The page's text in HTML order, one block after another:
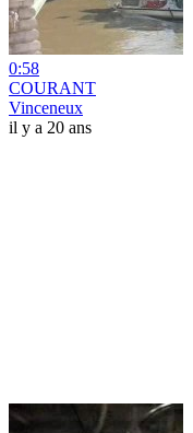
0:58
COURANT
Vinceneux
il y a 20 ans